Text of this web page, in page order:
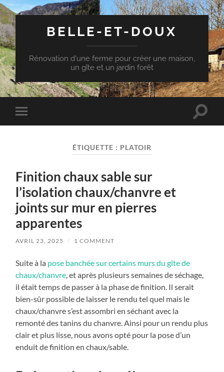
BELLE-ET-DOUX
Rénovation d'une ferme pour créer une maison,
un gîte et un jardin forêt
Toggle
mobile
Toggle
ÉTIQUETTE : PLATOIR
Finition chaux sable sur
l’isolation chaux/chanvre et
joints sur mur en pierres
apparentes
AVRIL 23, 2025 / 1 COMMENT
Suite à la pose banchée sur certains murs du gîte de
chaux/chanvre, et après plusieurs semaines de séchage,
il était temps de passer à la phase de finition. Il serait
bien-sûr possible de laisser le rendu tel quel mais le
chaux/chanvre s’est assombri en séchant avec la
remonté des tanins du chanvre. Ainsi pour un rendu plus
clair et plus lisse, nous avons opté pour la pose d’un
enduit de finition en chaux/sable.